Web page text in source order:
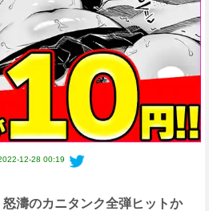
12-28 00:19
怒濤のカニタンク全弾ヒットか